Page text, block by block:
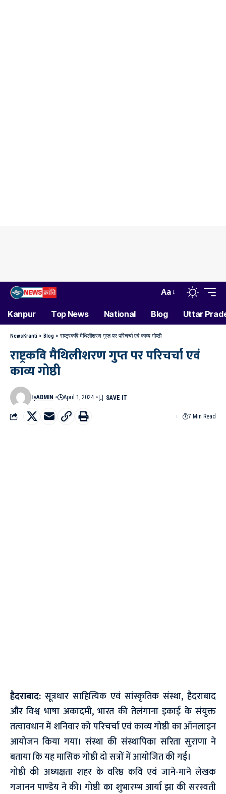
Aa
Kanpur Top News National Blog Uttar
NewsKranti > Blog > राष्ट्रकवि मैथिलीशरण गुप्त पर परिचर्चा एवं काव्य गोष्ठी
राष्ट्रकवि मैथिलीशरण गुप्त पर परिचर्चा एवं
काव्य गोष्ठी
ByADMIN April 1, 2024
7 Min Read
हैदराबाद: सूत्रधार साहित्यिक एवं सांस्कृतिक संस्था, हैदराबाद
और विश्व भाषा अकादमी, भारत की तेलंगाना इकाई के संयुक्त
तत्वावधान में शनिवार को परिचर्चा एवं काव्य गोष्ठी का ऑनलाइन
आयोजन किया गया। संस्था की संस्थापिका सरिता सुराणा ने
बताया कि यह मासिक गोष्ठी दो सत्रों में आयोजित की गई।
गोष्ठी की अध्यक्षता शहर के वरिष्ठ कवि एवं जाने-माने लेखक
गजानन पाण्डेय ने की। गोष्ठी का शुभारम्भ आर्या झा की सरस्वती